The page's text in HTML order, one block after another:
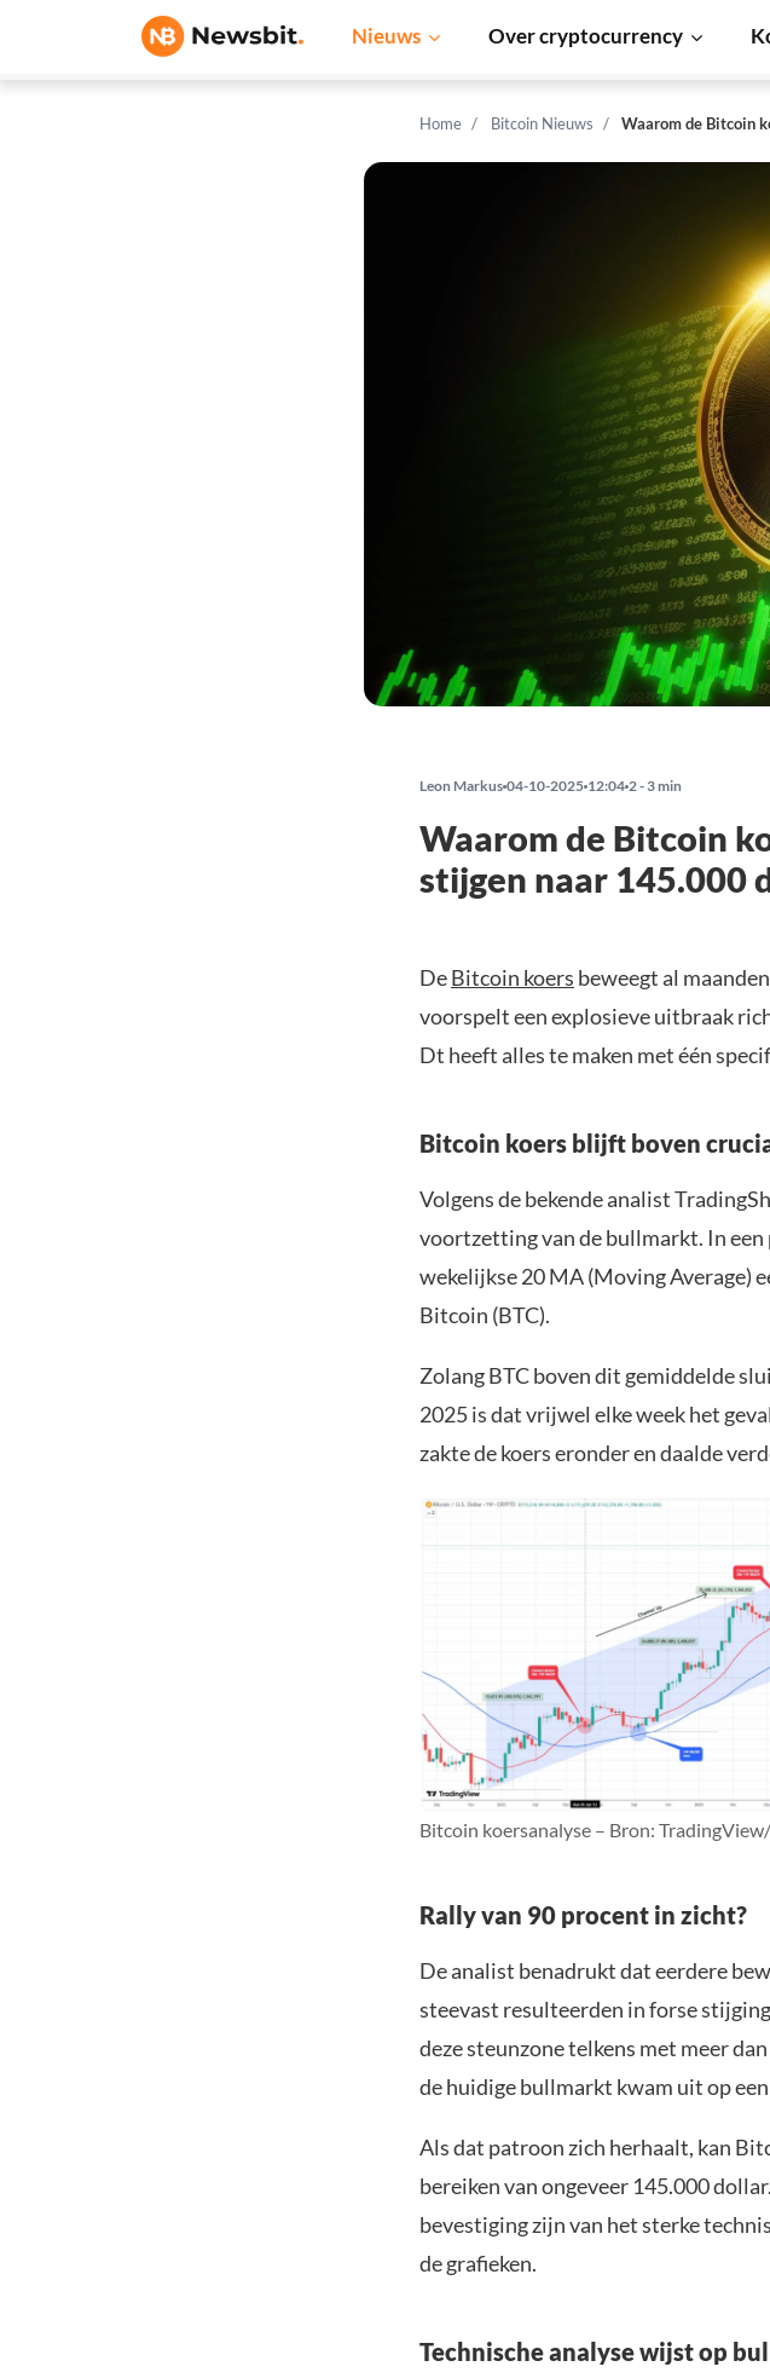
Nieuws Over cryptocurrency
Home Bitcoin Nieuws Waarom de Bitcoin
Leon Markus 04-10-2025 12:04 2 - 3 min
Waarom de Bitcoin
stijgen naar 145.000
DeBitcoin koers beweegt al
voorspelt een explosieve uitbraak
Dt heeft alles te maken met één
Bitcoin koers blijft boven
Volgens de bekende analist
voortzetting van de bullmarkt. In een
wekelijkse 20 MA (Moving Average)
Bitcoin (BTC).
Zolang BTC boven dit gemiddelde
2025 is dat vrijwel elke week het
zakte de koers eronder en daalde
Bitcoin koersanalyse – Bron:
Rally van 90 procent in zicht?
De analist benadrukt dat eerdere
steevast resulteerden in forse
deze steunzone telkens met meer
de huidige bullmarkt kwam uit op
Als dat patroon zich herhaalt, kan
bereiken van ongeveer 145.000
bevestiging zijn van het sterke
de grafieken.
Technische analyse wijst op